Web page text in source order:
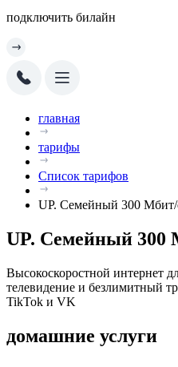
подключить билайн
главная
тарифы
Список тарифов
UP. Семейный 300 Мбит/
UP. Семейный 300
Высокоскоростной интернет
телевидение и безлимитный
TikTok и VK
домашние услуги